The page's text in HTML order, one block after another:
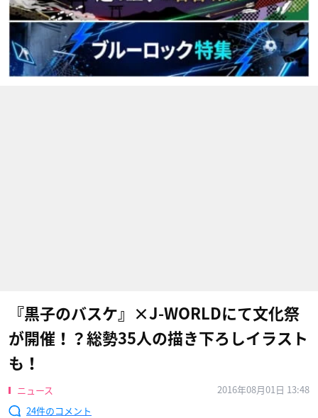
『黒子のバスケ』×J-WORLDにて文化祭
が開催！？総勢35人の描き下ろしイラスト
も！
ニュース
2016年08月01日 13:48
24